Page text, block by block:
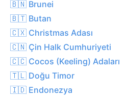
🇧🇳 Brunei
🇧🇹 Butan
🇨🇽 Christmas Adası
🇨🇳 Çin Halk Cumhuriyeti
🇨🇨 Cocos (Keeling) Adaları
🇹🇱 Doğu Timor
🇮🇩 Endonezya